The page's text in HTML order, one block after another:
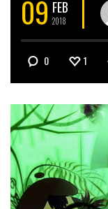
09 FEB
2018
0 1